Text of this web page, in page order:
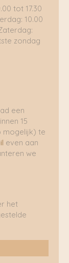
tot 17.30
10.00
zondag
een
15
mogelijk) te
even aan
we
het